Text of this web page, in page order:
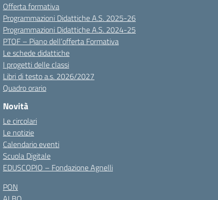
Offerta formativa
Programmazioni Didattiche A.S. 2025-26
Programmazioni Didattiche A.S. 2024-25
PTOF – Piano dell’offerta Formativa
Le schede didattiche
I progetti delle classi
Libri di testo a.s. 2026/2027
Quadro orario
Novità
Le circolari
Le notizie
Calendario eventi
Scuola Digitale
EDUSCOPIO – Fondazione Agnelli
PON